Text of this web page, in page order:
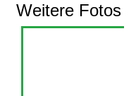
Weitere